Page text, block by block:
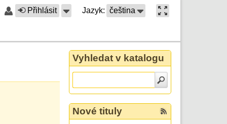
Přihlásit Jazyk: čeština
Vyhledat v katalogu
Nové tituly